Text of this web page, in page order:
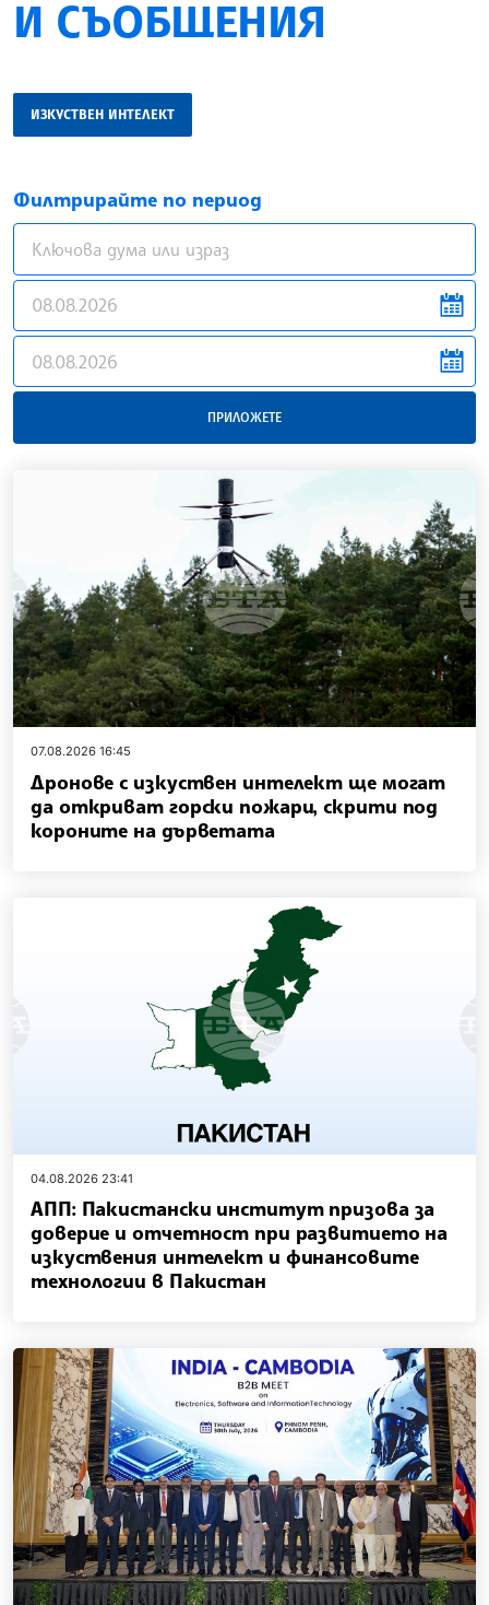
И СЪОБЩЕНИЯ
ИЗКУСТВЕН ИНТЕЛЕКТ
Филтрирайте по период
news.filter.from
news.filter.to
ПРИЛОЖЕТЕ
07.08.2026 16:45
Дронове с изкуствен интелект ще могат
да откриват горски пожари, скрити под
короните на дърветата
04.08.2026 23:41
AПП: Пакистански институт призова за
доверие и отчетност при развитието на
изкуствения интелект и финансовите
технологии в Пакистан